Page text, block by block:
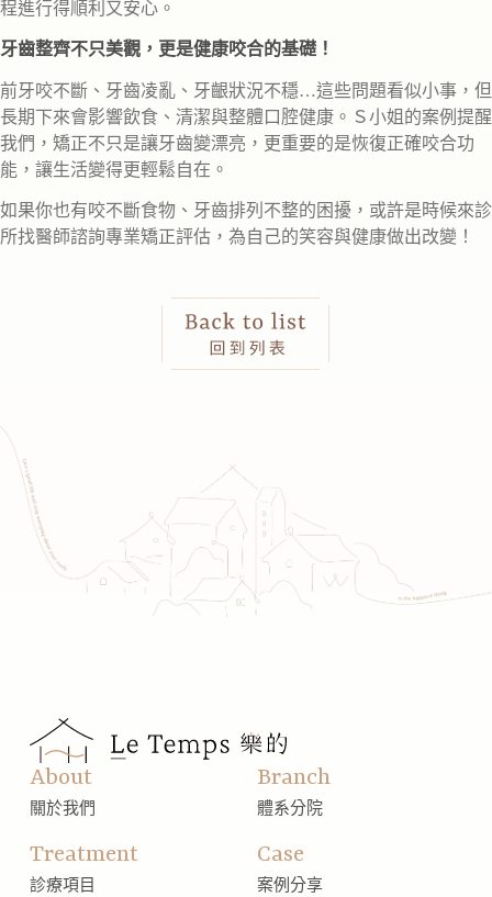
程進行得順利又安心。
牙齒整齊不只美觀，更是健康咬合的基礎！
前牙咬不斷、牙齒凌亂、牙齦狀況不穩…這些問題看似小事，但
長期下來會影響飲食、清潔與整體口腔健康。Ｓ小姐的案例提醒
我們，矯正不只是讓牙齒變漂亮，更重要的是恢復正確咬合功
能，讓生活變得更輕鬆自在。
如果你也有咬不斷食物、牙齒排列不整的困擾，或許是時候來診
所找醫師諮詢專業矯正評估，為自己的笑容與健康做出改變！
About
關於我們
Branch
體系分院
Treatment
診療項目
Case
案例分享